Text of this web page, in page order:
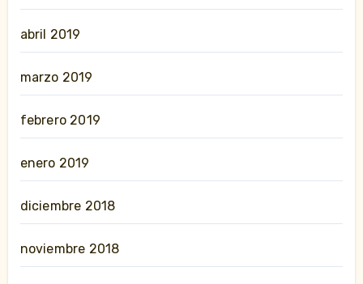
abril 2019
marzo 2019
febrero 2019
enero 2019
diciembre 2018
noviembre 2018